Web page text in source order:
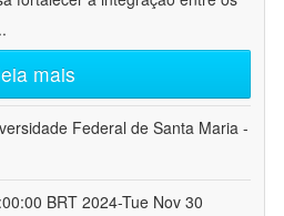
mais
Federal de Santa Maria -
BRT 2024-Tue Nov 30